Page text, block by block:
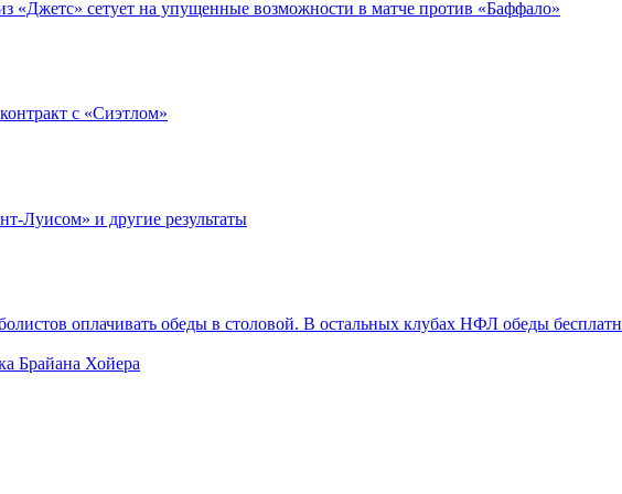
«Джетс» сетует на упущенные возможности в матче против «Баффало»
с «Сиэтлом»
Луисом» и другие результаты
оплачивать обеды в столовой. В остальных клубах НФЛ обеды
Брайана Хойера